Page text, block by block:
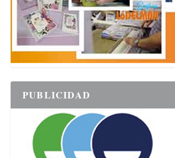
PUBLICIDAD